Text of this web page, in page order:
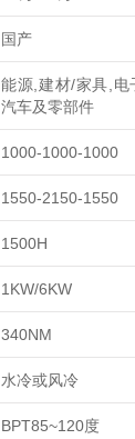
国产
能源,建材/家具,电
汽车及零部件
1000-1000-1000
1550-2150-1550
1500H
1KW/6KW
340NM
水冷或风冷
BPT85~120度